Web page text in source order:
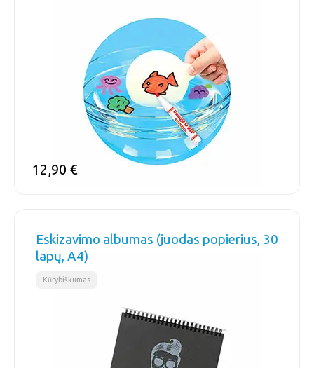
12,90 €
Eskizavimo albumas (juodas popierius, 30
lapų, A4)
Kūrybiškumas